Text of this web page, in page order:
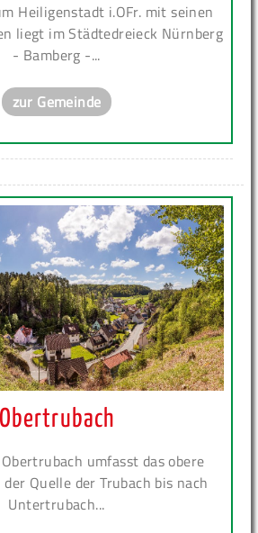
Heiligenstadt i.OFr. mit seinen
liegt im Städtedreieck Nürnberg
- Bamberg -...
zur Gemeinde
Obertrubach
umfasst das obere
Quelle der Trubach bis nach
Untertrubach...